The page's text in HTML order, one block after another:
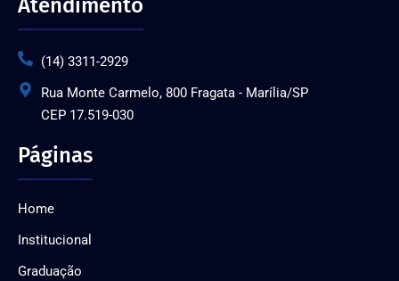
Atendimento
(14) 3311-2929
Rua Monte Carmelo, 800 Fragata - Marília/SP
CEP 17.519-030
Páginas
Home
Institucional
Graduação